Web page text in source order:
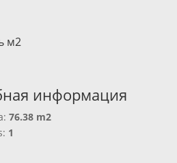
м2
информация
76.38 m2
1